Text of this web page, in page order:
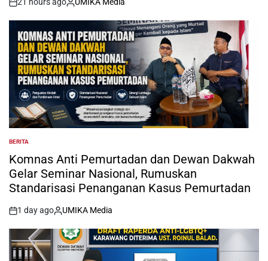
on
Posted
by
POSTED
IN
BERITA
Komnas Anti Pemurtadan dan Dewan Dakwah
Gelar Seminar Nasional, Rumuskan
Standarisasi Penanganan Kasus Pemurtadan
on
1 day ago
Posted
by
UMIKA Media